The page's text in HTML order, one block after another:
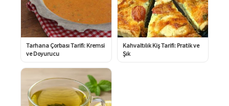
Tarhana Çorbası Tarifi: Kremsi
ve Doyurucu
Kahvaltılık Kiş Tarifi: Pratik ve
Şık